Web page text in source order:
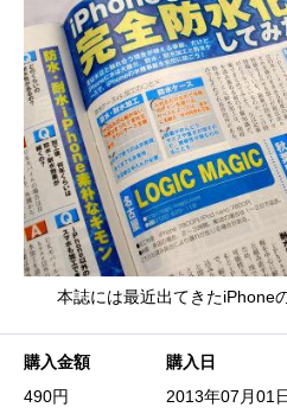
本誌には最近出てきたiPhone
購入金額
490円
購入日
2013年07月01